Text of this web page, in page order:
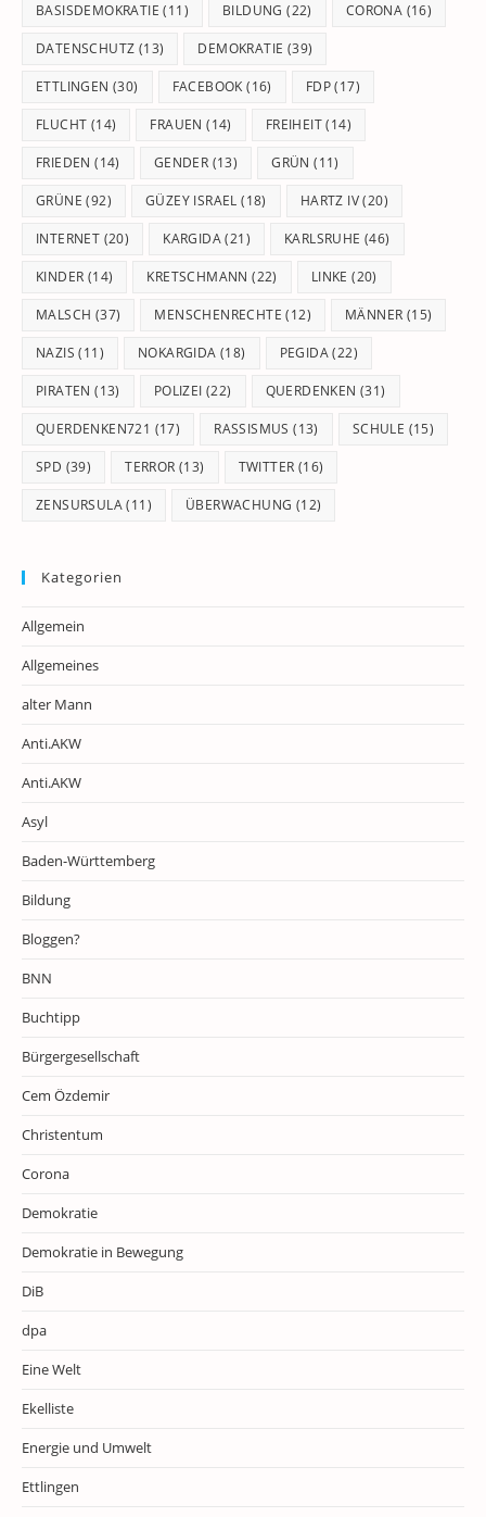
BASISDEMOKRATIE (11) BILDUNG (22) CORONA (16)
DATENSCHUTZ (13) DEMOKRATIE (39)
ETTLINGEN (30) FACEBOOK (16) FDP(17)
FLUCHT (14) FRAUEN (14) FREIHEIT(14)
FRIEDEN (14) GENDER (13) GRÜN (11)
GRÜNE (92) GÜZEY ISRAEL (18) HARTZ IV(20)
INTERNET (20) KARGIDA(21) KARLSRUHE (46)
KINDER (14) KRETSCHMANN (22) LINKE (20)
MALSCH (37) MENSCHENRECHTE (12) MÄNNER (15)
NAZIS (11) NOKARGIDA (18) PEGIDA(22)
PIRATEN (13) POLIZEI (22) QUERDENKEN (31)
QUERDENKEN721 (17) RASSISMUS (13) SCHULE (15)
SPD (39) TERROR (13) TWITTER (16)
ZENSURSULA(11) ÜBERWACHUNG (12)
Kategorien
Allgemein
Allgemeines
alter Mann
Anti.AKW
Anti.AKW
Asyl
Baden-Württemberg
Bildung
Bloggen?
BNN
Buchtipp
Bürgergesellschaft
Cem Özdemir
Christentum
Corona
Demokratie
Demokratie in Bewegung
DiB
dpa
Eine Welt
Ekelliste
Energie und Umwelt
Ettlingen